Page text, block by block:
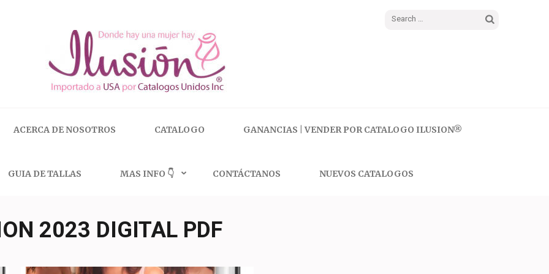
Search
ACERCA DE NOSOTROS CATALOGO GANANCIAS | VENDER POR CATALOGO ILUSION®
GUIA DE TALLAS MAS INFO 👇 CONTÁCTANOS NUEVOS CATALOGOS
2023 DIGITAL PDF